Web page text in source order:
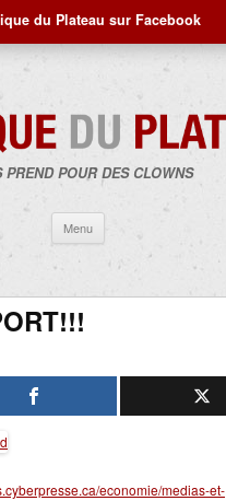
du Plateau sur Facebook
POUR DES CLOWNS
Menu
contenu
economie/medias-et-